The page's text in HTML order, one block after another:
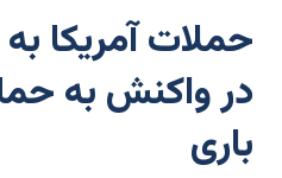
حملات آمریکا
در واکنش به
باری